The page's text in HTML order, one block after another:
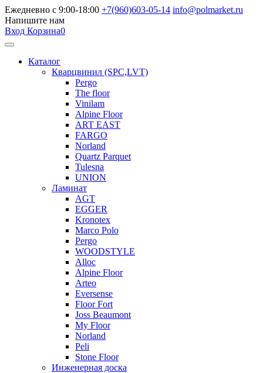
Ежедневно с 9:00-18:00 +7(960)603-05-14 info@polmarket.ru
Напишите нам
Вход Корзина0
Каталог
Кварцвинил (SPC,LVT)
Pergo
The floor
Vinilam
Alpine Floor
ART EAST
FARGO
Norland
Quartz Parquet
Tulesna
UNION
Ламинат
AGT
EGGER
Kronotex
Marco Polo
Pergo
WOODSTYLE
Alloc
Alpine Floor
Arteo
Eversense
Floor Fort
Joss Beaumont
My Floor
Norland
Peli
Stone Floor
Инженерная доска